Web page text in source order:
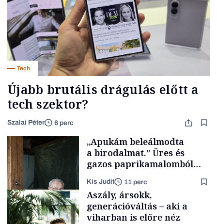
Tech
Újabb brutális drágulás előtt a
tech szektor?
Szalai Péter 6 perc
„Apukám beleálmodta
a birodalmat.” Üres és
gazos paprikamalomból
lett az igazi családi
fűszersztori
Kis Judit 11 perc
Aszály, ársokk,
generációváltás – aki a
viharban is előre néz